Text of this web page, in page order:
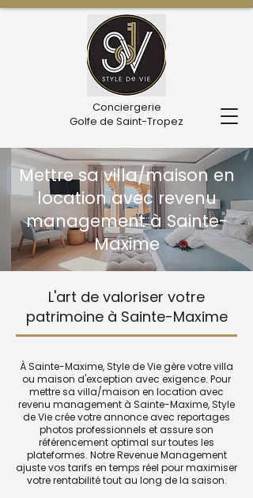
Conciergerie
Golfe de Saint-Tropez
Mettre sa villa/maison en
location avec revenu
management à Sainte-
Maxime
L'art de valoriser votre
patrimoine à Sainte-Maxime
À Sainte-Maxime, Style de Vie gère votre villa
ou maison d'exception avec exigence. Pour
mettre sa villa/maison en location avec
revenu management à Sainte-Maxime, Style
de Vie crée votre annonce avec reportages
photos professionnels et assure son
référencement optimal sur toutes les
plateformes. Notre Revenue Management
ajuste vos tarifs en temps réel pour maximiser
votre rentabilité tout au long de la saison.